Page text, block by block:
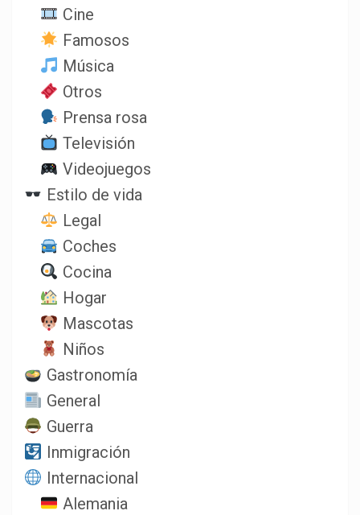
Cine
Famosos
Música
Otros
Prensa rosa
Televisión
Videojuegos
Estilo de vida
Legal
Coches
Cocina
Hogar
Mascotas
Niños
Gastronomía
General
Guerra
Inmigración
Internacional
Alemania